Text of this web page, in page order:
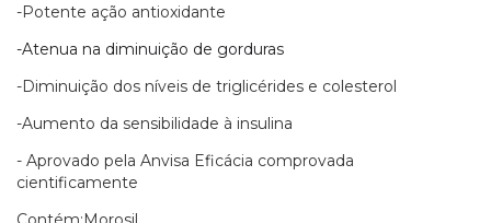
-Potente ação antioxidante
-Atenua na diminuição de gorduras
-Diminuição dos níveis de triglicérides e colesterol
-Aumento da sensibilidade à insulina
- Aprovado pela Anvisa Eficácia comprovada
cientificamente